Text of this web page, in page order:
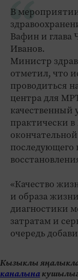
В
Вафин и глава
Иванов.
Министр
отметил, что
проводиться
центра для
качественный
практически в
последующего
«Качество
и образа
диагностики
затратам и
очередь
Кызыклы
каналына